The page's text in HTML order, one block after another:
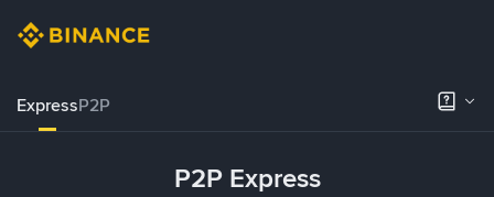
ExpressP2P
P2P Express